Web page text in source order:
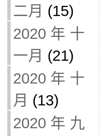
二月 (15)
2020 年 十
一月 (21)
2020 年 十
月 (13)
2020 年 九